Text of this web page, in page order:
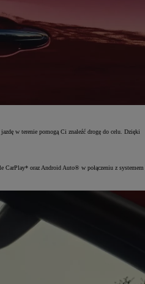
w terenie pomogą Ci znaleźć drogę do celu. Dzięki
CarPlay* oraz Android Auto® w połączeniu z systemem